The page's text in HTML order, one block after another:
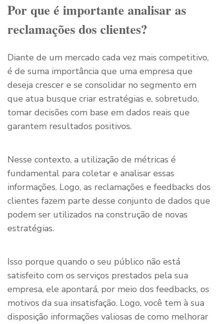
Por que é importante analisar as
reclamações dos clientes?
Diante de um mercado cada vez mais competitivo,
é de suma importância que uma empresa que
deseja crescer e se consolidar no segmento em
que atua busque criar estratégias e, sobretudo,
tomar decisões com base em dados reais que
garantem resultados positivos.
Nesse contexto, a utilização de métricas é
fundamental para coletar e analisar essas
informações. Logo, as reclamações e feedbacks dos
clientes fazem parte desse conjunto de dados que
podem ser utilizados na construção de novas
estratégias.
Isso porque quando o seu público não está
satisfeito com os serviços prestados pela sua
empresa, ele apontará, por meio dos feedbacks, os
motivos da sua insatisfação. Logo, você tem à sua
disposição informações valiosas de como melhorar